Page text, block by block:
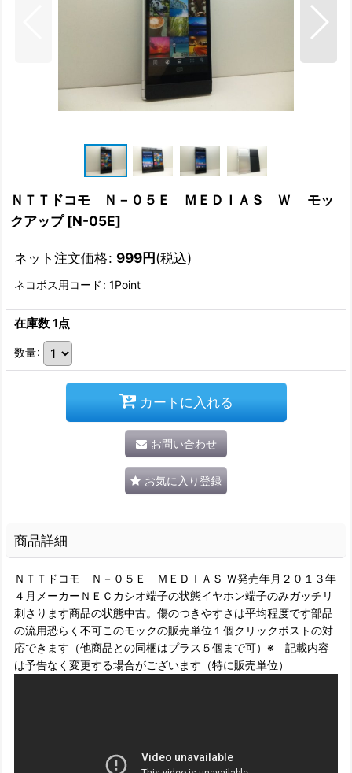
ＮＴＴドコモ Ｎ－０５Ｅ ＭＥＤＩＡＳ Ｗ モッ
クアップ [N-05E]
ネット注文価格: 999円(税込)
ネコポス用コード : 1Point
在庫数 1点
数量:
カートに入れる
お問い合わせ
お気に入り登録
商品詳細
ＮＴＴドコモ Ｎ－０５Ｅ ＭＥＤＩＡＳ Ｗ発売年月２０１３年
４月メーカーＮＥＣカシオ端子の状態イヤホン端子のみガッチリ
刺さります商品の状態中古。傷のつきやすさは平均程度です部品
の流用恐らく不可このモックの販売単位１個クリックポストの対
応できます（他商品との同梱はプラス５個まで可）※ 記載内容
は予告なく変更する場合がございます（特に販売単位）